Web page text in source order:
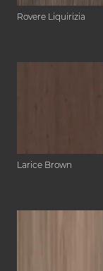
Rovere Liquirizia
Larice Brown